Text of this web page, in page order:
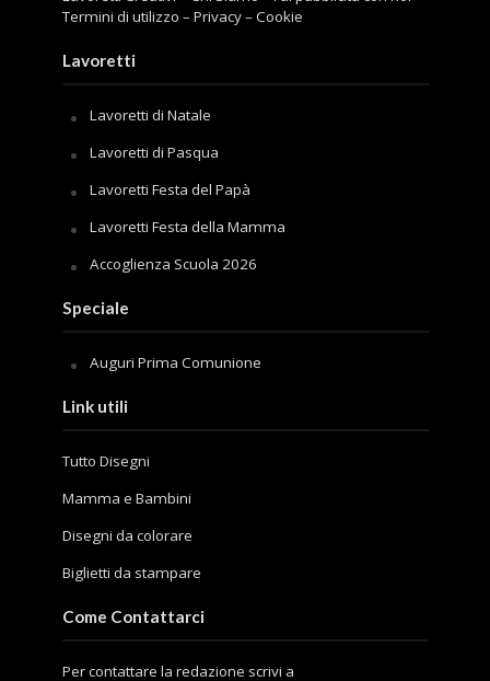
Termini di utilizzo –Privacy–Cookie
Lavoretti
Lavoretti di Natale
Lavoretti di Pasqua
Lavoretti Festa del Papà
Lavoretti Festa della Mamma
Accoglienza Scuola 2026
Speciale
Auguri Prima Comunione
Link utili
Tutto Disegni
Mamma e Bambini
Disegni da colorare
Biglietti da stampare
Come Contattarci
Per contattare la redazione scrivi a